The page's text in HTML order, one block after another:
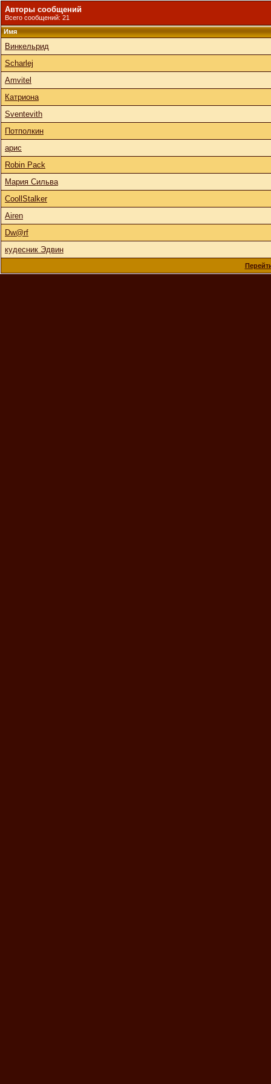
Авторы сообщений
Всего сообщений: 21
Имя
Винкельрид
Scharlej
Amvitel
Катриона
Sventevith
Потполкин
арис
Robin Pack
Мария Сильва
CoollStalker
Airen
Dw@rf
кудесник Эдвин